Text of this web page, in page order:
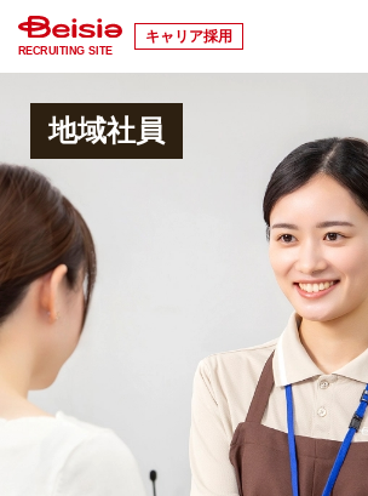
RECRUITING SITE
キャリア採用
地域社員